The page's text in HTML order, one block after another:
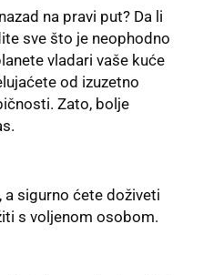
na pravi put? Da li
sve što je neophodno
vladari vaše kuće
od izuzetno
Zato, bolje
sigurno ćete doživeti
s voljenom osobom.